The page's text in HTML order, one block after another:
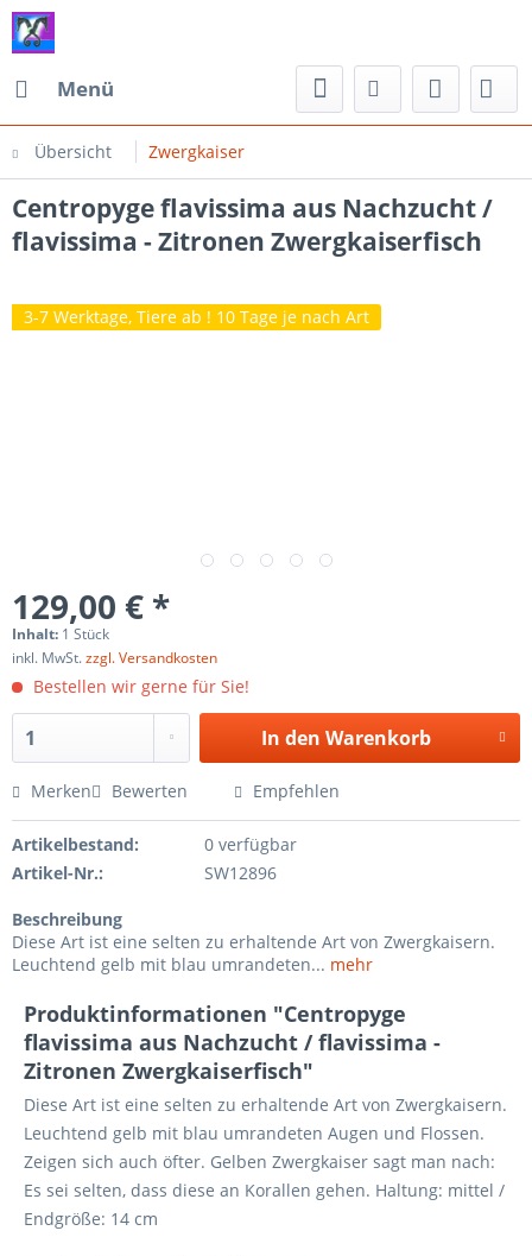
Menü
Übersicht Zwergkaiser
Centropyge flavissima aus Nachzucht /
flavissima - Zitronen Zwergkaiserfisch
3-7 Werktage, Tiere ab ! 10 Tage je nach Art
129,00 € *
Inhalt: 1 Stück
inkl. MwSt.zzgl. Versandkosten
Bestellen wir gerne für Sie!
In den Warenkorb
Merken Bewerten Empfehlen
Artikelbestand:
0 verfügbar
Artikel-Nr.:
SW12896
Beschreibung
Diese Art ist eine selten zu erhaltende Art von Zwergkaisern.
Leuchtend gelb mit blau umrandeten... mehr
Produktinformationen "Centropyge
flavissima aus Nachzucht / flavissima -
Zitronen Zwergkaiserfisch"
Diese Art ist eine selten zu erhaltende Art von Zwergkaisern.
Leuchtend gelb mit blau umrandeten Augen und Flossen.
Zeigen sich auch öfter. Gelben Zwergkaiser sagt man nach:
Es sei selten, dass diese an Korallen gehen. Haltung: mittel /
Endgröße: 14 cm